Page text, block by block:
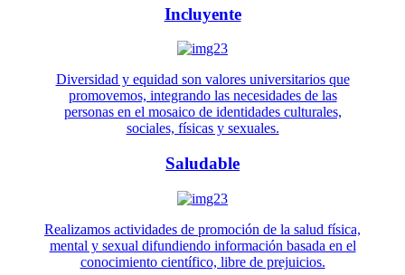
Incluyente
Diversidad y equidad son valores universitarios que
promovemos, integrando las necesidades de las
personas en el mosaico de identidades culturales,
sociales, físicas y sexuales.
Saludable
Realizamos actividades de promoción de la salud física,
mental y sexual difundiendo información basada en el
conocimiento científico, libre de prejuicios.